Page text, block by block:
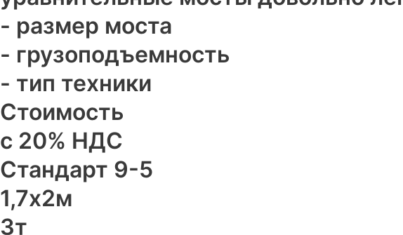
- размер моста
- грузоподъемность
- тип техники
Стоимость
с 20% НДС
Стандарт 9-5​
1,7х2м
3т